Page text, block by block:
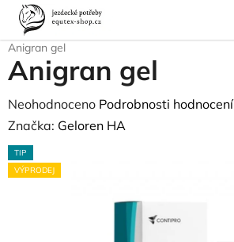
Přejít
obsah
Domů
Pro koně
Anigran gel
Anigran gel
Průměrné
hodnocení
produktu
je
Neohodnoceno Podrobnosti hodnocení
Značka: Geloren HA
TIP
VÝPRODEJ